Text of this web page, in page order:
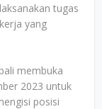
tugas
yang
membuka
2023 untuk
posisi